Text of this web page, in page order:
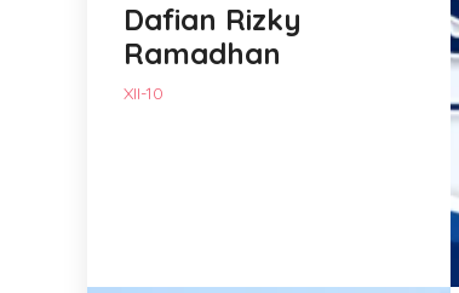
Dafian Rizky
Ramadhan
XII-10